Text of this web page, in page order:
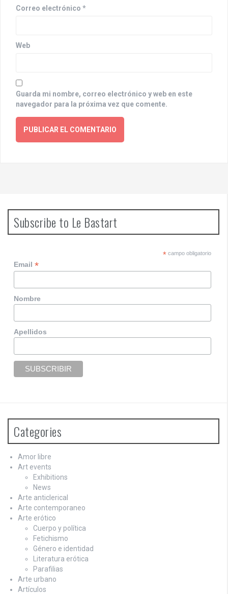
Correo electrónico *
Web
Guarda mi nombre, correo electrónico y web en este
navegador para la próxima vez que comente.
Subscribe to Le Bastart
*campo obligatorio
Email*
Nombre
Apellidos
Categories
Amor libre
Art events
Exhibitions
News
Arte anticlerical
Arte contemporaneo
Arte erótico
Cuerpo y política
Fetichismo
Género e identidad
Literatura erótica
Parafilias
Arte urbano
Artículos